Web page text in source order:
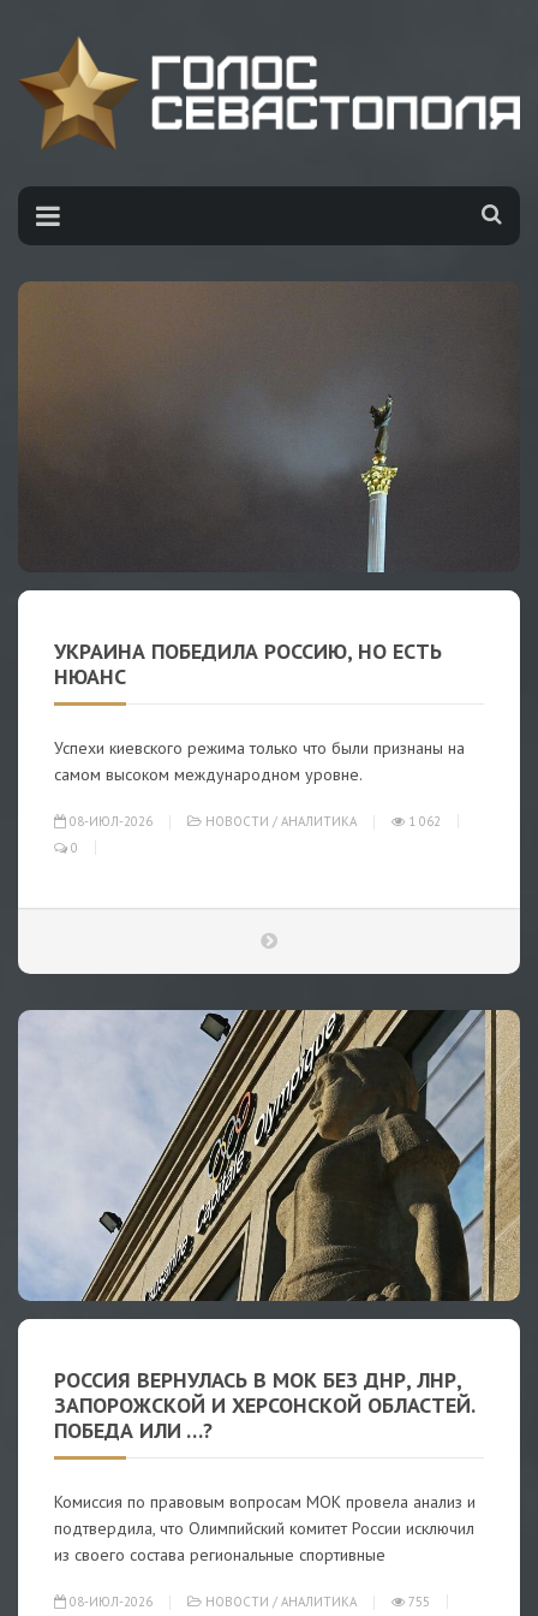
УКРАИНА ПОБЕДИЛА РОССИЮ, НО ЕСТЬ
НЮАНС
Успехи киевского режима только что были признаны на
самом высоком международном уровне.
08-ИЮЛ-2026 НОВОСТИ / АНАЛИТИКА
1 062
0
РОССИЯ ВЕРНУЛАСЬ В МОК БЕЗ ДНР, ЛНР,
ЗАПОРОЖСКОЙ И ХЕРСОНСКОЙ ОБЛАСТЕЙ.
ПОБЕДА ИЛИ …?
Комиссия по правовым вопросам МОК провела анализ и
подтвердила, что Олимпийский комитет России исключил
из своего состава региональные спортивные
08-ИЮЛ-2026 НОВОСТИ / АНАЛИТИКА 755